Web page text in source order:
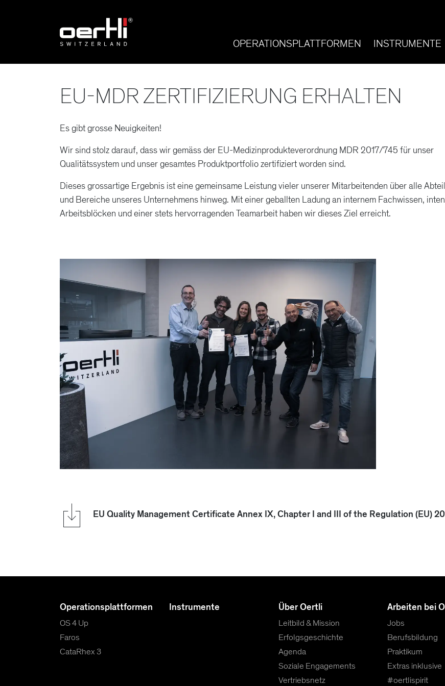
OPERATIONSPLATTFORMEN INSTRUMENTE
EU-MDR ZERTIFIZIERUNG ERHALTEN
Es gibt grosse Neuigkeiten!
Wir sind stolz darauf, dass wir gemäss der EU-Medizinprodukteverordnung MDR 2017/745 für unser
Qualitätssystem und unser gesamtes Produktportfolio zertifiziert worden sind.
Dieses grossartige Ergebnis ist eine gemeinsame Leistung vieler unserer Mitarbeitenden über alle
und Bereiche unseres Unternehmens hinweg. Mit einer geballten Ladung an internem Fachwissen,
Arbeitsblöcken und einer stets hervorragenden Teamarbeit haben wir dieses Ziel erreicht.
EU Quality Management Certificate Annex IX, Chapter I and III of the Regulation (EU)
Operationsplattformen
OS 4 Up
Faros
CataRhex 3
Instrumente Über Oertli
Leitbild & Mission
Erfolgsgeschichte
Agenda
Soziale Engagements
Vertriebsnetz
Arbeiten bei
Jobs
Berufsbildung
Praktikum
Extras inklusive
#oertlispirit